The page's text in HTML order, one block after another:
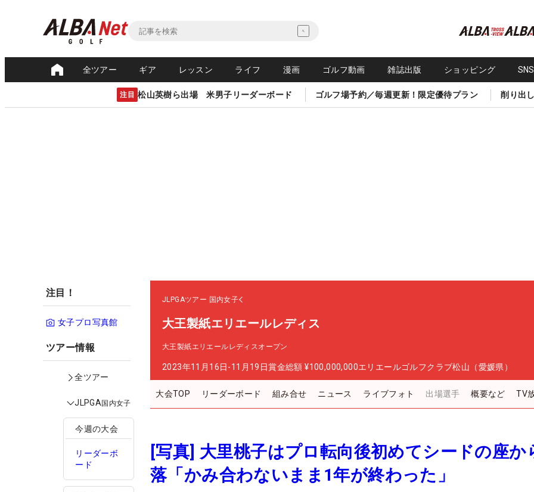
全ツアー ギア レッスン ライフ 漫画 ゴルフ動画 雑誌出版 ショッピング
注目 松山英樹ら出場 米男子リーダーボード ゴルフ場予約／毎週更新！限定優待プラン 削り出
注目！
女子プロ写真館
ツアー情報
全ツアー
JLPGA国内女子
今週の大会
リーダーボ
ード
JLPGAツアー 国内女子
大王製紙エリエールレディス
大王製紙エリエールレディスオープン
2023年11月16日-11月19日賞金総額 ¥100,000,000エリエールゴルフクラブ松山（愛媛県）
大会TOP リーダーボード 組み合せ ニュース ライブフォト 出場選手 概要など TV
[写真] 大里桃子はプロ転向後初めてシードの座か
落「かみ合わないまま1年が終わった」